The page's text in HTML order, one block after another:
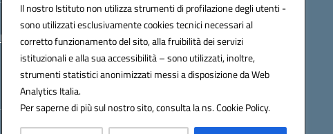
Il nostro Istituto non utilizza strumenti di profilazione degli utenti -
sono utilizzati esclusivamente cookies tecnici necessari al
corretto funzionamento del sito, alla fruibilità dei servizi
istituzionali e alla sua accessibilità – sono utilizzati, inoltre,
strumenti statistici anonimizzati messi a disposizione da Web
Analytics Italia.
Per saperne di più sul nostro sito, consulta la ns. Cookie Policy.
bsic86100r@pec.istruzione.it